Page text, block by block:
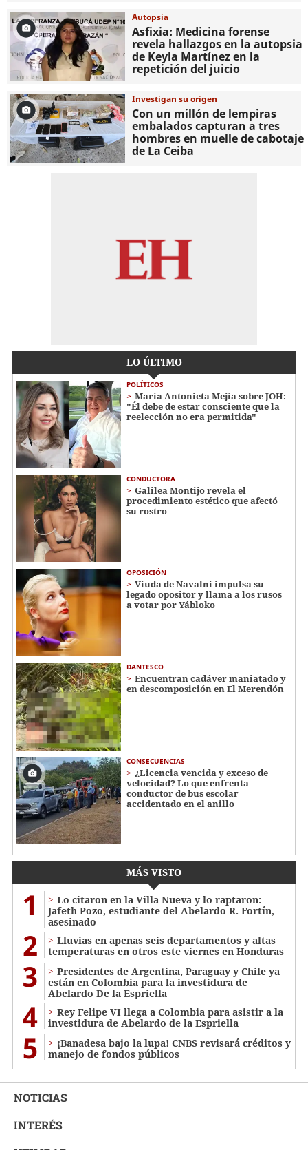
Autopsia
Asfixia: Medicina forense
revela hallazgos en la autopsia
de Keyla Martínez en la
repetición del juicio
Investigan su origen
Con un millón de lempiras
embalados capturan a tres
hombres en muelle de cabotaje
de La Ceiba
LO ÚLTIMO
POLÍTICOS
María Antonieta Mejía sobre JOH:
"Él debe de estar consciente que la
reelección no era permitida"
CONDUCTORA
Galilea Montijo revela el
procedimiento estético que afectó
su rostro
OPOSICIÓN
Viuda de Navalni impulsa su
legado opositor y llama a los rusos
a votar por Yábloko
DANTESCO
Encuentran cadáver maniatado y
en descomposición en El Merendón
CONSECUENCIAS
¿Licencia vencida y exceso de
velocidad? Lo que enfrenta
conductor de bus escolar
accidentado en el anillo
MÁS VISTO
1
Lo citaron en la Villa Nueva y lo raptaron:
Jafeth Pozo, estudiante del Abelardo R. Fortín,
asesinado
2
Lluvias en apenas seis departamentos y altas
temperaturas en otros este viernes en Honduras
3
Presidentes de Argentina, Paraguay y Chile ya
están en Colombia para la investidura de
Abelardo De la Espriella
4
Rey Felipe VI llega a Colombia para asistir a la
investidura de Abelardo de la Espriella
5
¡Banadesa bajo la lupa! CNBS revisará créditos y
manejo de fondos públicos
NOTICIAS
INTERÉS